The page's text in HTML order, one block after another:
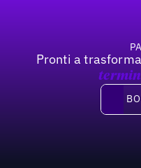
Pronti a
Book